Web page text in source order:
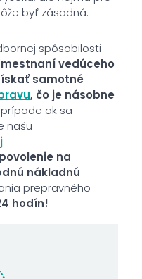
byť zásadná.
spôsobilosti
vedúceho
samotné
, čo je násobne
ak sa
našu
na
nákladnú
prepravného
hodín!